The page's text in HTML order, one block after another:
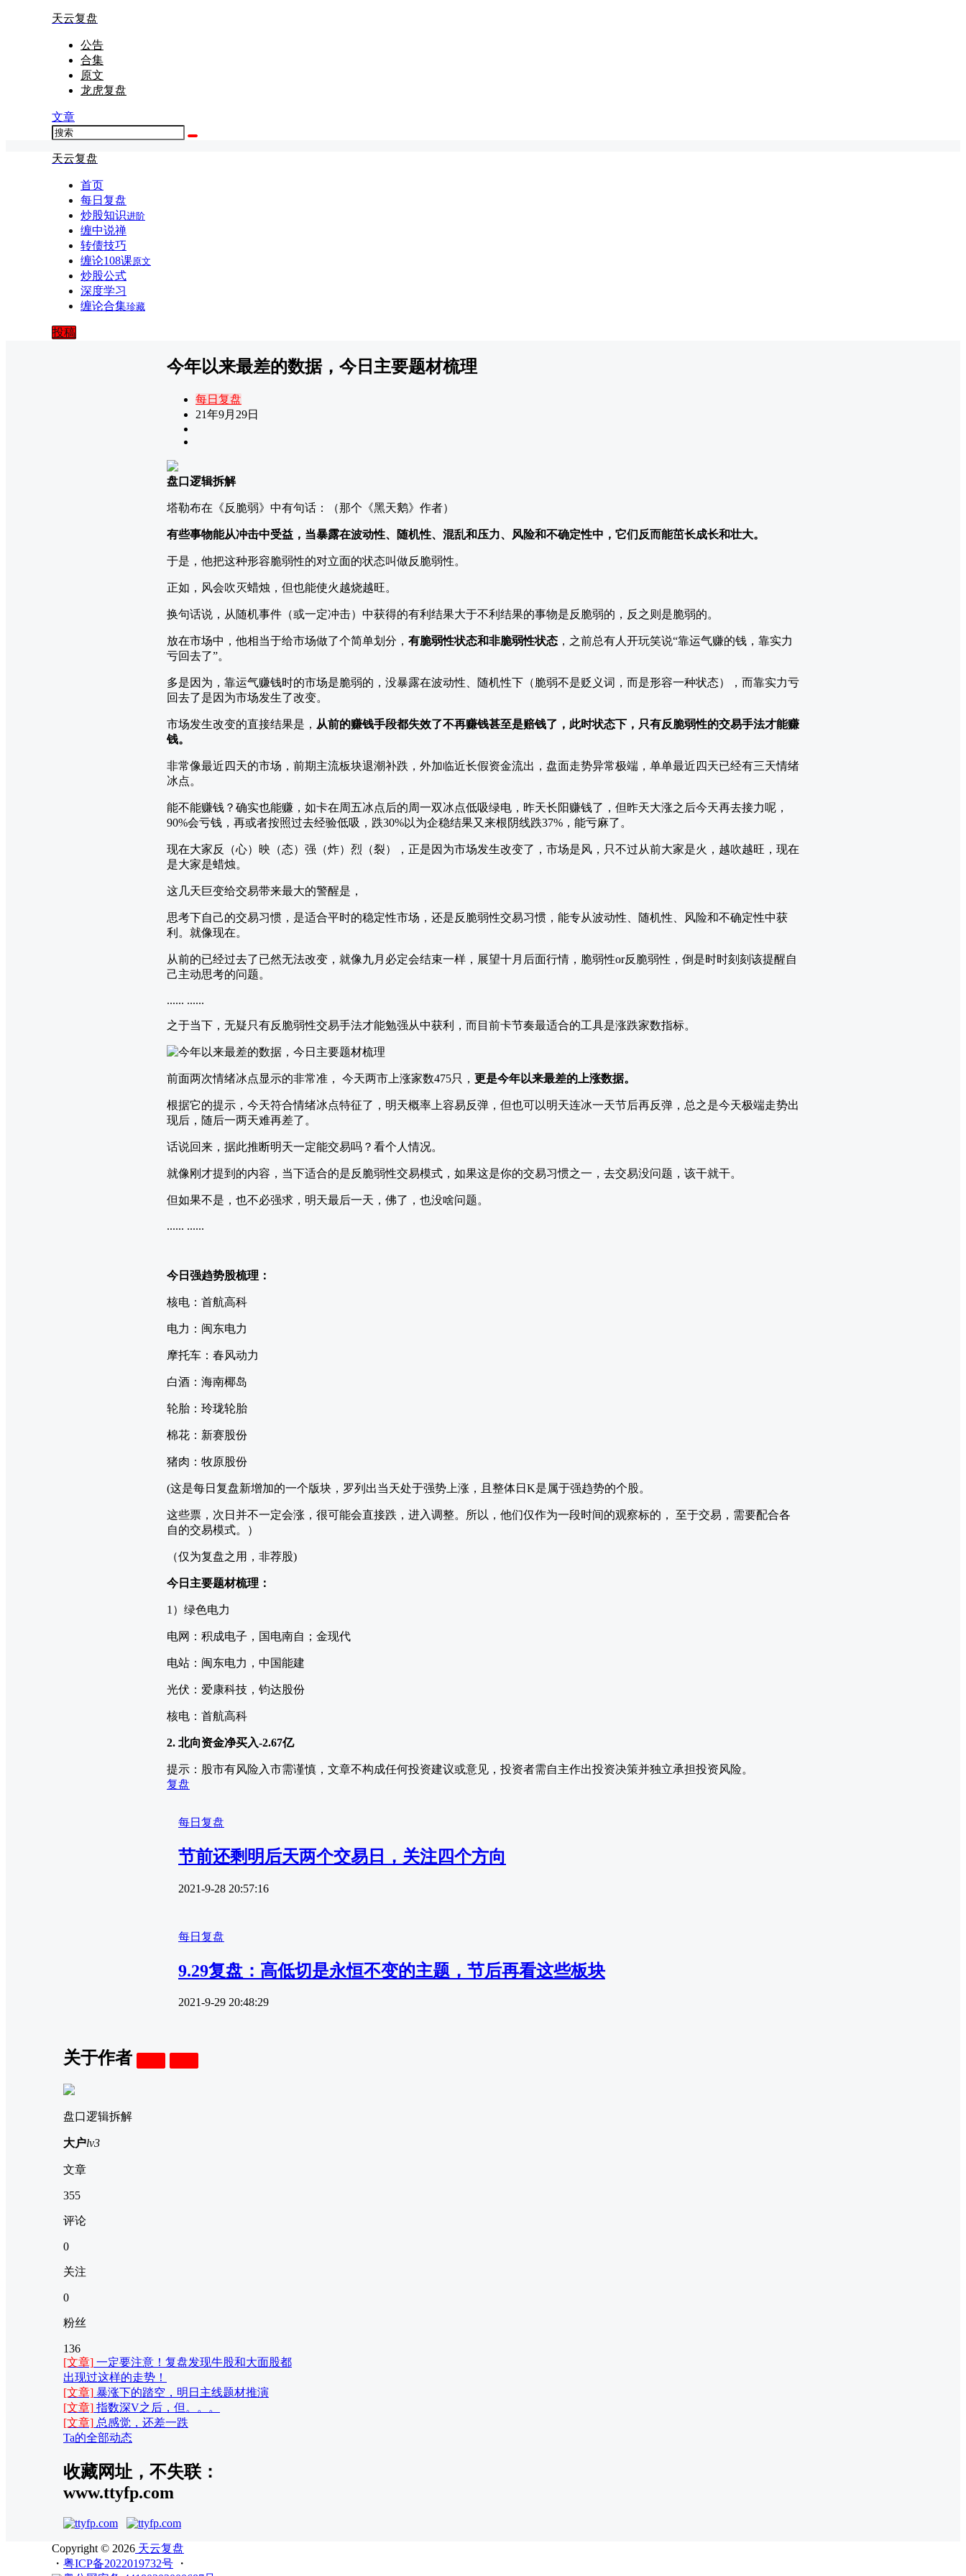
天云复盘
公告
合集
原文
龙虎复盘
文章
天云复盘
首页
每日复盘
炒股知识进阶
缠中说禅
转债技巧
缠论108课原文
炒股公式
深度学习
缠论合集珍藏
投稿
今年以来最差的数据，今日主要题材梳理
每日复盘
21年9月29日
盘口逻辑拆解
塔勒布在《反脆弱》中有句话：（那个《黑天鹅》作者）
有些事物能从冲击中受益，当暴露在波动性、随机性、混乱和压力、风险和不确定性中，它们反而能茁长成长和壮大。
于是，他把这种形容脆弱性的对立面的状态叫做反脆弱性。
正如，风会吹灭蜡烛，但也能使火越烧越旺。
换句话说，从随机事件（或一定冲击）中获得的有利结果大于不利结果的事物是反脆弱的，反之则是脆弱的。
放在市场中，他相当于给市场做了个简单划分， 有脆弱性状态和非脆弱性状态 ，之前总有人开玩笑说“靠运气赚的钱，靠实力
亏回去了”。
多是因为，靠运气赚钱时的市场是脆弱的，没暴露在波动性、随机性下（脆弱不是贬义词，而是形容一种状态），而靠实力亏
回去了是因为市场发生了改变。
市场发生改变的直接结果是， 从前的赚钱手段都失效了不再赚钱甚至是赔钱了，此时状态下，只有反脆弱性的交易手法才能赚
钱。
非常像最近四天的市场，前期主流板块退潮补跌，外加临近长假资金流出，盘面走势异常极端，单单最近四天已经有三天情绪
冰点。
能不能赚钱？确实也能赚，如卡在周五冰点后的周一双冰点低吸绿电，昨天长阳赚钱了，但昨天大涨之后今天再去接力呢，
90%会亏钱，再或者按照过去经验低吸，跌30%以为企稳结果又来根阴线跌37%，能亏麻了。
现在大家反（心）映（态）强（炸）烈（裂），正是因为市场发生改变了，市场是风，只不过从前大家是火，越吹越旺，现在
是大家是蜡烛。
这几天巨变给交易带来最大的警醒是，
思考下自己的交易习惯，是适合平时的稳定性市场，还是反脆弱性交易习惯，能专从波动性、随机性、风险和不确定性中获
利。就像现在。
从前的已经过去了已然无法改变，就像九月必定会结束一样，展望十月后面行情，脆弱性or反脆弱性，倒是时时刻刻该提醒自
己主动思考的问题。
...... ......
之于当下，无疑只有反脆弱性交易手法才能勉强从中获利，而目前卡节奏最适合的工具是涨跌家数指标。
前面两次情绪冰点显示的非常准， 今天两市上涨家数475只， 更是今年以来最差的上涨数据。
根据它的提示，今天符合情绪冰点特征了，明天概率上容易反弹，但也可以明天连冰一天节后再反弹，总之是今天极端走势出
现后，随后一两天难再差了。
话说回来，据此推断明天一定能交易吗？看个人情况。
就像刚才提到的内容，当下适合的是反脆弱性交易模式，如果这是你的交易习惯之一，去交易没问题，该干就干。
但如果不是，也不必强求，明天最后一天，佛了，也没啥问题。
...... ......
今日强趋势股梳理：
核电：首航高科
电力：闽东电力
摩托车：春风动力
白酒：海南椰岛
轮胎：玲珑轮胎
棉花：新赛股份
猪肉：牧原股份
(这是每日复盘新增加的一个版块，罗列出当天处于强势上涨，且整体日K是属于强趋势的个股。
这些票，次日并不一定会涨，很可能会直接跌，进入调整。所以，他们仅作为一段时间的观察标的， 至于交易，需要配合各
自的交易模式。）
（仅为复盘之用，非荐股)
今日主要题材梳理：
1）绿色电力
电网：积成电子，国电南自；金现代
电站：闽东电力，中国能建
光伏：爱康科技，钧达股份
核电：首航高科
2. 北向资金净买入-2.67亿
提示：股市有风险入市需谨慎，文章不构成任何投资建议或意见，投资者需自主作出投资决策并独立承担投资风险。
复盘
每日复盘
节前还剩明后天两个交易日，关注四个方向
2021-9-28 20:57:16
每日复盘
9.29复盘：高低切是永恒不变的主题，节后再看这些板块
2021-9-29 20:48:29
关于作者
盘口逻辑拆解
大户lv3
文章
355
评论
0
关注
0
粉丝
136
[文章] 一定要注意！复盘发现牛股和大面股都
出现过这样的走势！
[文章] 暴涨下的踏空，明日主线题材推演
[文章] 指数深V之后，但。。。
[文章] 总感觉，还差一跌
Ta的全部动态
收藏网址，不失联：
www.ttyfp.com
Copyright © 2026 天云复盘
・ 粤ICP备2022019732号
・